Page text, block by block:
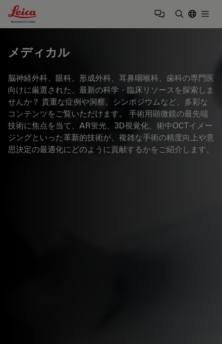
Leica Microsystems Logo
メディカル
脳神経外科、眼科、形成外科、耳鼻咽喉科、歯科の専門医
向けに厳選された、最新の科学・臨床リソースを探索しま
せんか？ 貴重な症例や洞察、シンポジウムなど、多彩な
コンテンツをご覧いただけます。 手術用顕微鏡の最先端
技術に焦点を当て、AR蛍光、3D視覚化、術中OCTイメー
ジングといった革新的技術が、複雑な手術の精度向上や意
思決定の最適化にどのように貢献するかをご紹介します。